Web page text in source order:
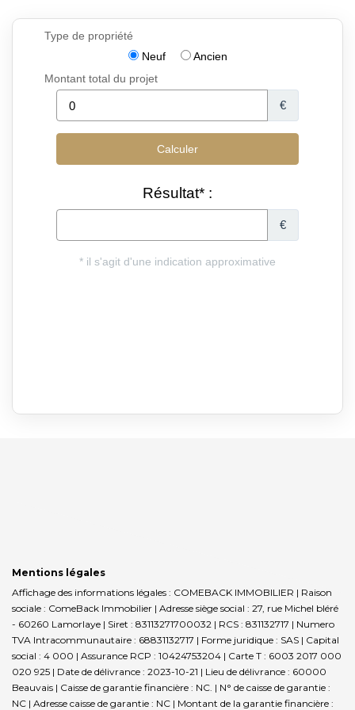
Mentions légales
Affichage des informations légales : COMEBACK IMMOBILIER | Raison
sociale : ComeBack Immobilier | Adresse siège social : 27, rue Michel bléré
- 60260 Lamorlaye | Siret : 83113271700032 | RCS : 831132717 | Numero
TVA Intracommunautaire : 68831132717 | Forme juridique : SAS | Capital
social : 4 000 | Assurance RCP : 10424753204 | Carte T : 6003 2017 000
020 925 | Date de délivrance : 2023-10-21 | Lieu de délivrance : 60000
Beauvais | Caisse de garantie financière : NC. | N° de caisse de garantie :
NC | Adresse caisse de garantie : NC | Montant de la garantie financière :